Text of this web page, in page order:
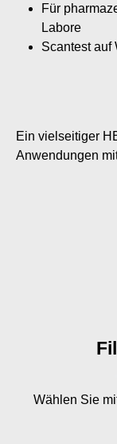
Für
Labore
Scantest auf
Ein vielseitiger
Anwendungen
Wählen Sie